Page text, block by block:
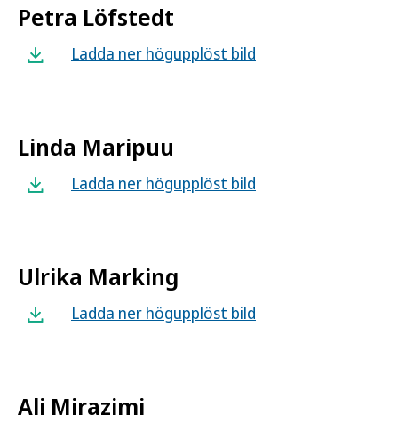
Petra Löfstedt
Ladda ner högupplöst bild
Linda Maripuu
Ladda ner högupplöst bild
Ulrika Marking
Ladda ner högupplöst bild
Ali Mirazimi